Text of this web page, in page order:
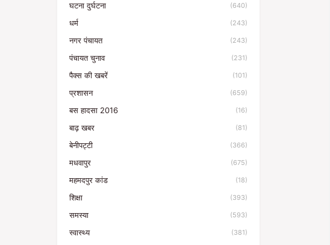
घटना दुर्घटना (640)
धर्म (243)
नगर पंचायत (243)
पंचायत चुनाव (231)
पैक्स की खबरें (101)
प्रशासन (659)
बस हादसा 2016 (16)
बाढ़ खबर (81)
बेनीपट्टी (366)
मधवापुर (675)
महमदपुर कांड (18)
शिक्षा (393)
समस्या (593)
स्वास्थ्य (381)